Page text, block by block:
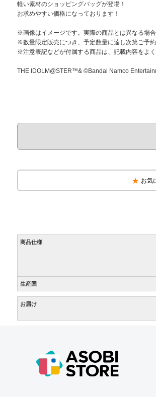
軽い素材のショッピングバッグが登場！
お求めやすい価格になっております！
※画像はイメージです。実際の商品とは異なる場合
※数量限定販売につき、予定数量に達し次第ご予約
※注意表記などが付属する商品は、記載内容をよく
THE IDOLM@STER™& ©Bandai Namco
お気
商品仕様
生産国
お届け